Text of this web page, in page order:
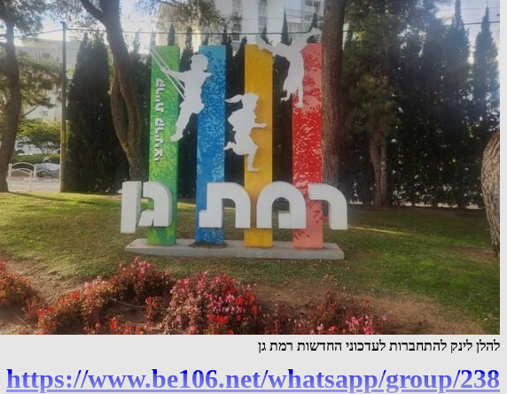
להלן לינק להתחברות לעדכוני החדשות רמת גן
https://www.be106.net/whatsapp/group/238